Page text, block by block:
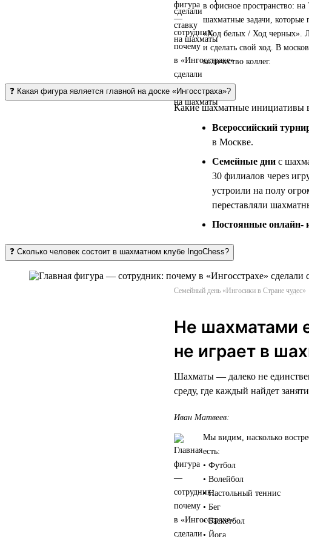
в офисное пространство:
шахматные задачи, которые
«Ход белых / Ход черных».
и сделать свой ход. В
количество коллег.
❓ Какая фигура является главной на доске «Ингосстраха»?
Какие шахматные инициативы
Всероссийский
в Москве.
Семейные дни с
30 филиалов через
устроили на полу
переставляли
Постоянные онлайн-
❓ Сколько человек состоит в шахматном клубе IngoChess?
Семейный день «Ингосики в Стране чудес»
Не шахматами
не играет в
Шахматы — далеко не
среду, где каждый найдет
Иван Матвеев:
Мы видим, насколько
есть:
• Футбол
• Волейбол
• Настольный теннис
• Бег
• Баскетбол
• Йога